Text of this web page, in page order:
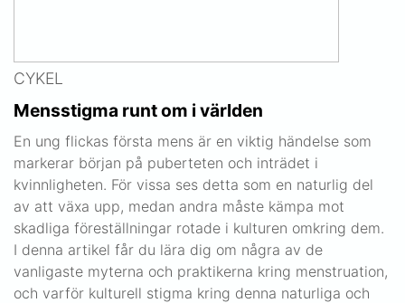
CYKEL
Mensstigma runt om i världen
En ung flickas första mens är en viktig händelse som
markerar början på puberteten och inträdet i
kvinnligheten. För vissa ses detta som en naturlig del
av att växa upp, medan andra måste kämpa mot
skadliga föreställningar rotade i kulturen omkring dem.
I denna artikel får du lära dig om några av de
vanligaste myterna och praktikerna kring menstruation,
och varför kulturell stigma kring denna naturliga och